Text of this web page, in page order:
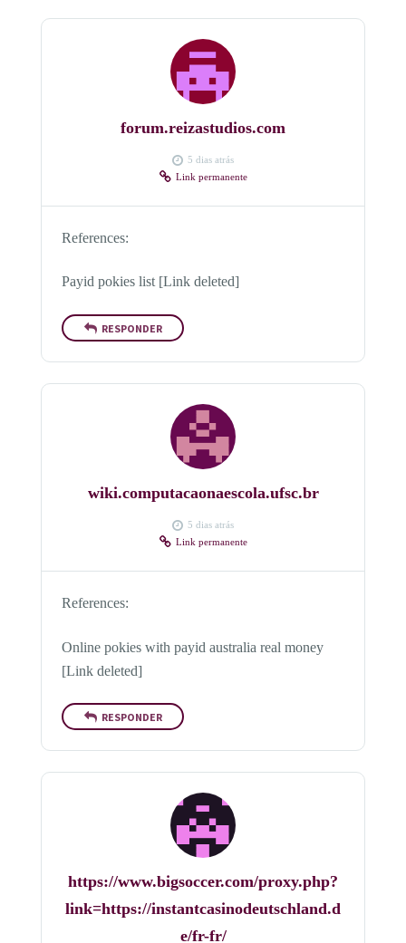
forum.reizastudios.com
5 dias atrás
Link permanente
References:
Payid pokies list [Link deleted]
RESPONDER
wiki.computacaonaescola.ufsc.br
5 dias atrás
Link permanente
References:
Online pokies with payid australia real money
[Link deleted]
RESPONDER
https://www.bigsoccer.com/proxy.php?
link=https://instantcasinodeutschland.d
e/fr-fr/